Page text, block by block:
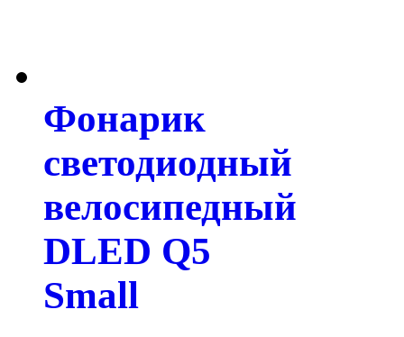
Фонарик
светодиодный
велосипедный
DLED Q5
Small